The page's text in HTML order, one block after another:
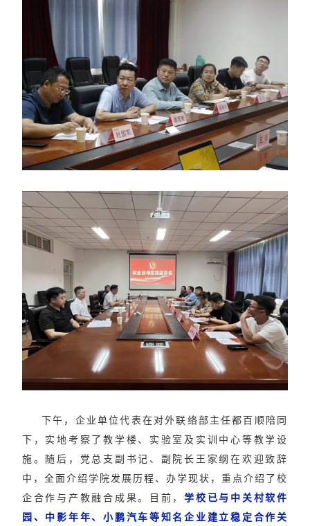
下午， 企业 单位代表在 对外联络部主任都百顺 陪同
下，实地考察了教学楼、实验室及实训中心等教学设
施。随后，党总支副书记、副院长王家纲在欢迎致辞
中，全面介绍学院发展历程、办学现状，重点 介绍了 校
企合作与产教融合成果。目前，学校 已与中关村软件
园、中影年年、小鹏汽车等知名企业建立稳定合作关